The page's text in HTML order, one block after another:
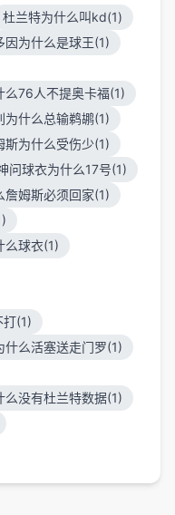
杜兰特为什么叫kd(1)
因为什么是球王(1)
么76人不提奥卡福(1)
为什么总输鹈鹕(1)
斯为什么受伤少(1)
问球衣为什么17号(1)
詹姆斯必须回家(1)
么球衣(1)
(1)
什么活塞送走门罗(1)
么没有杜兰特数据(1)